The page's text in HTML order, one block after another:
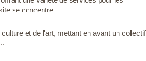
se concentre...
et de l'art, mettant en avant un collectif